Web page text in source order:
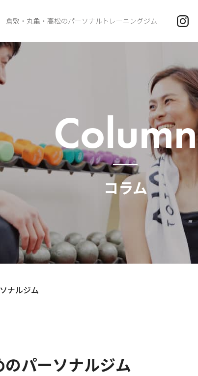
倉敷・丸亀・高松のパーソナルトレーニングジム
Column
コラム
ナルジム
パーソナルジム